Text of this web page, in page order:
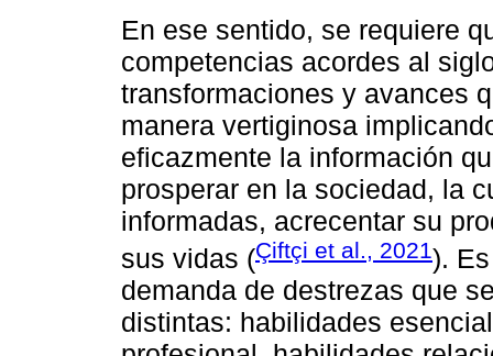
En ese sentido, se requiere
competencias acordes al
transformaciones y avances
manera vertiginosa
eficazmente la información
prosperar en la sociedad, la
informadas, acrecentar su
sus vidas (Çiftçi et al., 2021).
demanda de destrezas que
distintas: habilidades